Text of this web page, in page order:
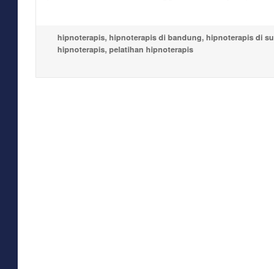
hipnoterapis, hipnoterapis di bandung, hipnoterapis di
hipnoterapis, pelatihan hipnoterapis